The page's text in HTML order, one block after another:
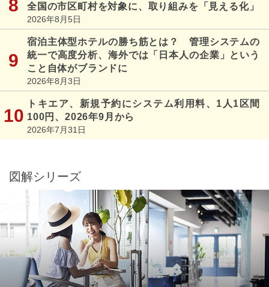
全国の市区町村を対象に、取り組みを「見える化」
2026年8月5日
宿泊主体型ホテルの勝ち筋とは？ 管理システムの
統一で高度分析、海外では「日本人の企業」という
こと自体がブランドに
2026年8月3日
トキエア、新規予約にシステム利用料、1人1区間
100円、2026年9月から
2026年7月31日
図解シリーズ